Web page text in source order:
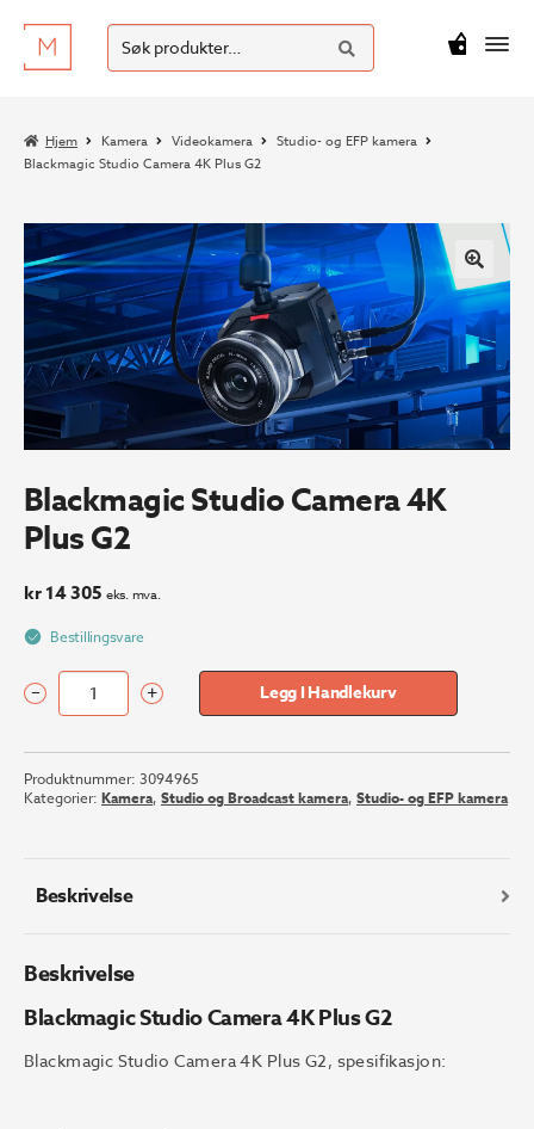
Hopp
til
Hopp
til
Søk
etter:
SØK
kr0
Hjem Kamera Videokamera
Studio- og EFP kamera
Blackmagic Studio Camera 4K Plus G2
Blackmagic Studio Camera 4K
Plus G2
kr14 305 eks. mva.
Bestillingsvare
Blackmagic
Camera
4K
Plus
– + Legg I Handlekurv
Produktnummer: 3094965
Kategorier: Kamera, Studio og Broadcast kamera, Studio- og EFP kamera
Beskrivelse
Beskrivelse
Blackmagic Studio Camera 4K Plus G2
Blackmagic Studio Camera 4K Plus G2, spesifikasjon: